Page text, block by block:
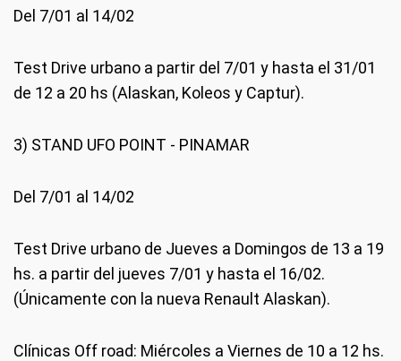
Del 7/01 al 14/02
Test Drive urbano a partir del 7/01 y hasta el 31/01
de 12 a 20 hs (Alaskan, Koleos y Captur).
3) STAND UFO POINT - PINAMAR
Del 7/01 al 14/02
Test Drive urbano de Jueves a Domingos de 13 a 19
hs. a partir del jueves 7/01 y hasta el 16/02.
(Únicamente con la nueva Renault Alaskan).
Clínicas Off road: Miércoles a Viernes de 10 a 12 hs.